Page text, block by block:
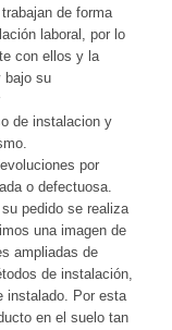
de forma
laboral, por lo
con ellos y la
bajo su
de instalacion y
por
o defectuosa.
pedido se realiza
una imagen de
ampliadas de
de instalación,
instalado. Por esta
en el suelo tan